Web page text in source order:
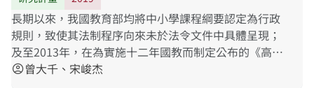
國教課程總綱實施前後高中教師對於己身之課程權限行
使及教學專業自主的知覺若何？「考試領導教學」的困
境有無改善抑或突破？等課題進行探究。同時，基於落
實國家教育制度與政策應保障學生學習權與受教育權的
憲法要求，亦研擬如何重新調整課程法制與課程綱要整
長期以來，我國教育部均將中小學課程綱要認定為行政
規則，致使其法制程序向來未於法令文件中具體呈現；
及至2013年，在為實施十二年國教而制定公布的《高級
中等教育法》中，方首度明示「應設置課程審議會審議
account_circle曾大千、宋峻杰